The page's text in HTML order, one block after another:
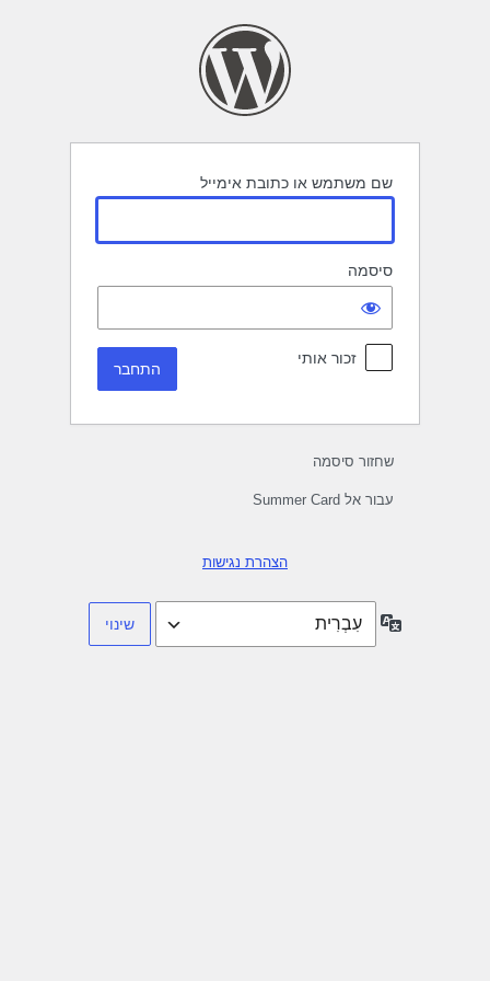
שם משתמש או כתובת אימייל
סיסמה
זכור אותי
שחזור סיסמה
עבור אל Summer Card
הצהרת נגישות
שפה